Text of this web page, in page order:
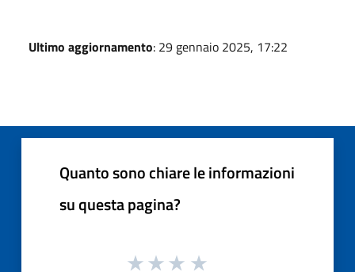
Ultimo aggiornamento: 29 gennaio 2025, 17:22
Quanto sono chiare le informazioni
su questa pagina?